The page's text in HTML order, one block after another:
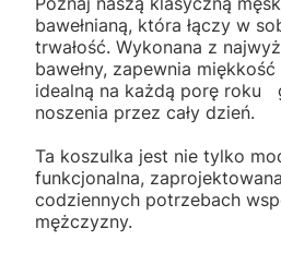
bawełnianą, która łączy w
trwałość. Wykonana z
bawełny, zapewnia
idealną na każdą porę roku
noszenia przez cały dzień.
Ta koszulka jest nie tylko
funkcjonalna,
codziennych potrzebach
mężczyzny.